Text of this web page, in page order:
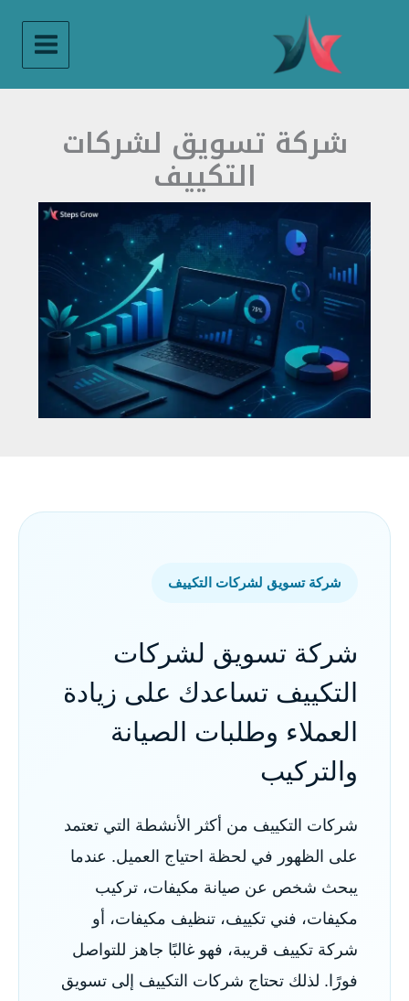
شركة تسويق لشركات
التكييف
شركة تسويق لشركات التكييف
شركة تسويق لشركات
التكييف تساعدك على زيادة
العملاء وطلبات الصيانة
والتركيب
شركات التكييف من أكثر الأنشطة التي تعتمد
على الظهور في لحظة احتياج العميل. عندما
يبحث شخص عن صيانة مكيفات، تركيب
مكيفات، فني تكييف، تنظيف مكيفات، أو
شركة تكييف قريبة، فهو غالبًا جاهز للتواصل
فورًا. لذلك تحتاج شركات التكييف إلى تسويق